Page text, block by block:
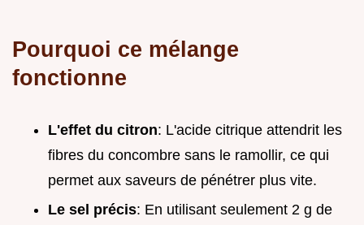
Pourquoi ce mélange
fonctionne
L'effet du citron: L'acide citrique attendrit les
fibres du concombre sans le ramollir, ce qui
permet aux saveurs de pénétrer plus vite.
Le sel précis: En utilisant seulement 2 g de